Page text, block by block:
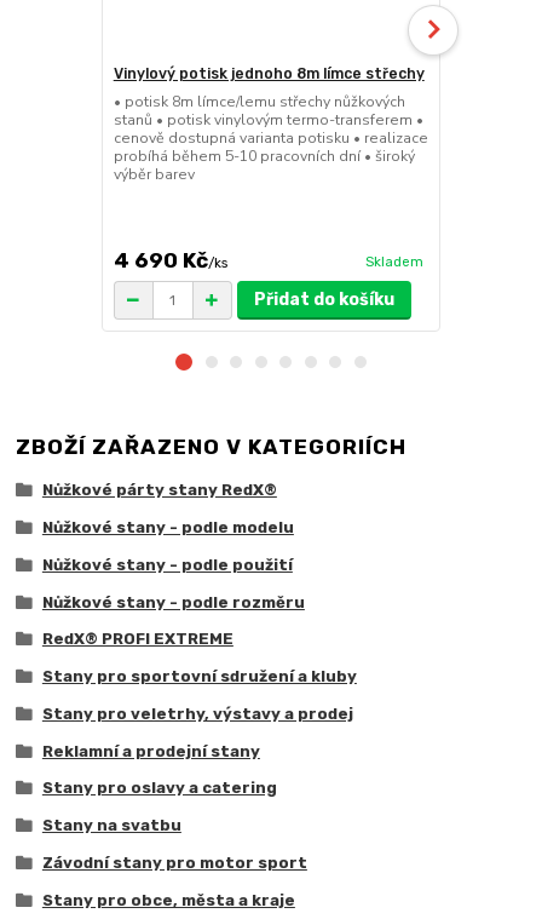
Vinylový potisk jednoho 8m límce střechy
• potisk 8m límce/lemu střechy nůžkových
stanů • potisk vinylovým termo-transferem •
cenově dostupná varianta potisku • realizace
probíhá během 5-10 pracovních dní • široký
výběr barev
4 690 Kč/ks Skladem
Přidat do košíku
ZBOŽÍ ZAŘAZENO V KATEGORIÍCH
Nůžkové párty stany RedX®
Nůžkové stany - podle modelu
Nůžkové stany - podle použití
Nůžkové stany - podle rozměru
RedX® PROFI EXTREME
Stany pro sportovní sdružení a kluby
Stany pro veletrhy, výstavy a prodej
Reklamní a prodejní stany
Stany pro oslavy a catering
Stany na svatbu
Závodní stany pro motor sport
Stany pro obce, města a kraje